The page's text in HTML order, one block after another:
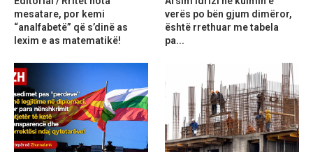
mesatare, por kemi
“analfabetë” që s’dinë as
lexim e as matematikë!
verës po bën gjum dimëror,
është rrethuar me tabela
pa...